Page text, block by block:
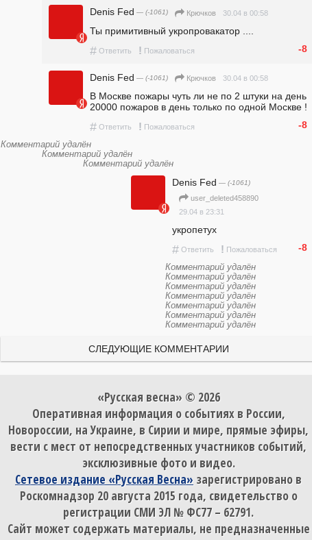
Denis Fed — (-1061) Крючков 30.04 в 00:58
Ты примитивный укропровакатор ....
# Ответить ! Пожаловаться -8
Denis Fed — (-1061) Крючков 30.04 в 00:58
В Москве пожары чуть ли не по 2 штуки на день
20000 пожаров в день только по одной Москве !
# Ответить ! Пожаловаться -8
Комментарий удалён
Комментарий удалён
Комментарий удалён
Denis Fed — (-1061)
user_deleted458890
29.04 в 23:31
укропетух
# Ответить ! Пожаловаться -8
Комментарий удалён
Комментарий удалён
Комментарий удалён
Комментарий удалён
Комментарий удалён
Комментарий удалён
Комментарий удалён
СЛЕДУЮЩИЕ КОММЕНТАРИИ
«Русская весна» © 2026
Оперативная информация о событиях в России,
Новороссии, на Украине, в Сирии и мире, прямые эфиры,
вести с мест от непосредственных участников событий,
эксклюзивные фото и видео.
Сетевое издание «Русская Весна» зарегистрировано в
Роскомнадзор 20 августа 2015 года, свидетельство о
регистрации СМИ ЭЛ № ФС77 – 62791.
Сайт может содержать материалы, не предназначенные